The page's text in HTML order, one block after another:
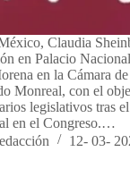
Claudia
en Palacio
en la Cámara de
Monreal, con el
legislativos tras
en el Congreso.…
12- 03-